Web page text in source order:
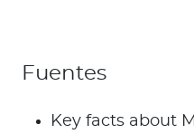
Fuentes
Key facts about